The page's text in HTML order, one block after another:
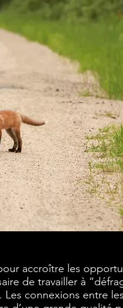
accroître les
de travailler à
Les connexions entre